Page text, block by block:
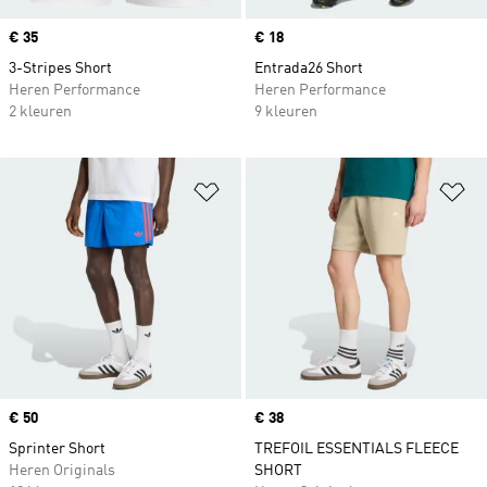
Price
€ 35
3-Stripes Short
Heren Performance
2 kleuren
Price
€ 18
Entrada26 Short
Heren Performance
9 kleuren
Op verlanglijst zetten
Price
€ 50
Sprinter Short
Heren Originals
Price
€ 38
TREFOIL ESSENTIALS FLEECE
SHORT